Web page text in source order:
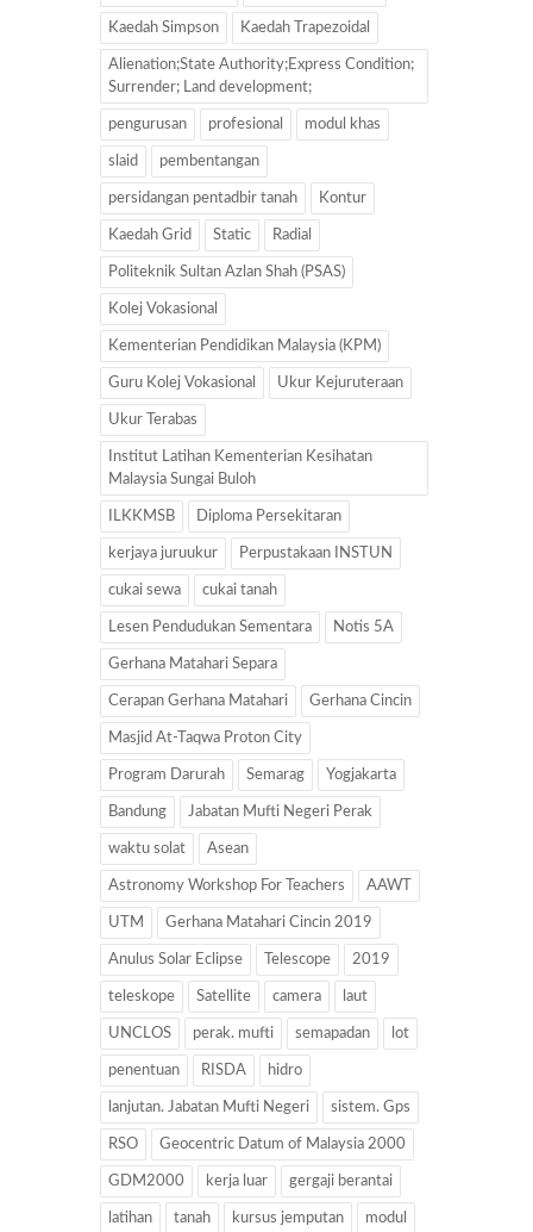
Kaedah Simpson Kaedah Trapezoidal
Alienation;State Authority;Express Condition;
Surrender; Land development;
pengurusan profesional modul khas
slaid pembentangan
persidangan pentadbir tanah Kontur
Kaedah Grid Static Radial
Politeknik Sultan Azlan Shah (PSAS)
Kolej Vokasional
Kementerian Pendidikan Malaysia (KPM)
Guru Kolej Vokasional Ukur Kejuruteraan
Ukur Terabas
Institut Latihan Kementerian Kesihatan
Malaysia Sungai Buloh
ILKKMSB Diploma Persekitaran
kerjaya juruukur Perpustakaan INSTUN
cukai sewa cukai tanah
Lesen Pendudukan Sementara Notis 5A
Gerhana Matahari Separa
Cerapan Gerhana Matahari Gerhana Cincin
Masjid At-Taqwa Proton City
Program Darurah Semarag Yogjakarta
Bandung Jabatan Mufti Negeri Perak
waktu solat Asean
Astronomy Workshop For Teachers AAWT
UTM Gerhana Matahari Cincin 2019
Anulus Solar Eclipse Telescope 2019
teleskope Satellite camera laut
UNCLOS perak. mufti semapadan lot
penentuan RISDA hidro
lanjutan. Jabatan Mufti Negeri sistem. Gps
RSO Geocentric Datum of Malaysia 2000
GDM2000 kerja luar gergaji berantai
latihan tanah kursus jemputan modul